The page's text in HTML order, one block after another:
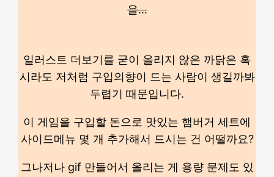
을…
일러스트 더보기를 굳이 올리지 않은 까닭은 혹
시라도 저처럼 구입의향이 드는 사람이 생길까봐
두렵기 때문입니다.
이 게임을 구입할 돈으로 맛있는 햄버거 세트에
사이드메뉴 몇 개 추가해서 드시는 건 어떨까요?
그나저나 gif 만들어서 올리는 게 용량 문제도 있